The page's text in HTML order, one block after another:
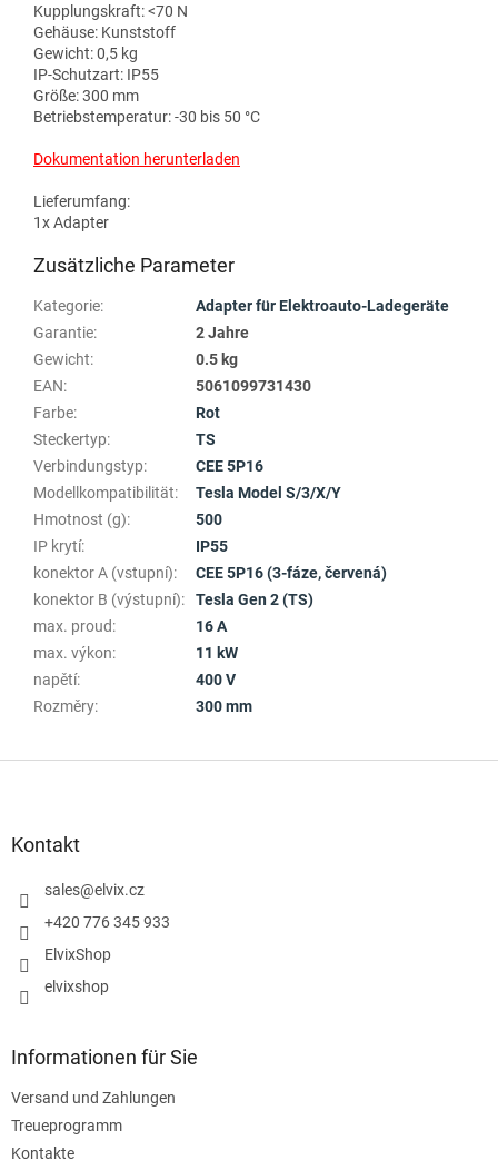
Kupplungskraft: <70 N
Gehäuse: Kunststoff
Gewicht: 0,5 kg
IP-Schutzart: IP55
Größe: 300 mm
Betriebstemperatur: -30 bis 50 °C
Dokumentation herunterladen
Lieferumfang:
1x Adapter
Zusätzliche Parameter
Kategorie:
Adapter für Elektroauto-Ladegeräte
Garantie:
2 Jahre
Gewicht:
0.5 kg
EAN:
5061099731430
Farbe:
Rot
Steckertyp:
TS
Verbindungstyp:
CEE 5P16
Modellkompatibilität:
Tesla Model S/3/X/Y
Hmotnost (g):
500
IP krytí:
IP55
konektor A (vstupní):
CEE 5P16 (3-fáze, červená)
konektor B (výstupní):
Tesla Gen 2 (TS)
max. proud:
16 A
max. výkon:
11 kW
napětí:
400 V
Rozměry: 300 mm
Kontakt
sales@elvix.cz
+420 776 345 933
ElvixShop
elvixshop
Informationen für Sie
Versand und Zahlungen
Treueprogramm
Kontakte